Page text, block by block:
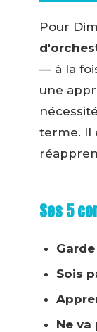
Pour
— à la
une
terme. Il
Ses 5
Sois
Ne